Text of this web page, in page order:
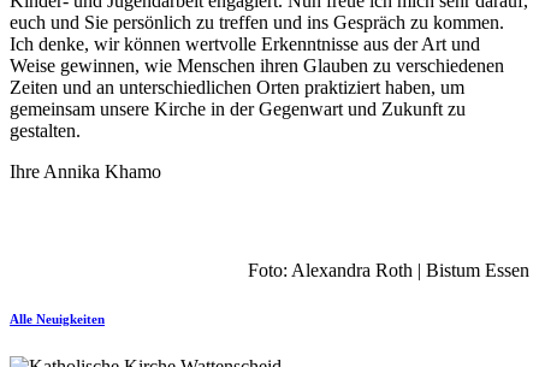
euch und Sie persönlich zu treffen und ins Gespräch zu kommen.
Ich denke, wir können wertvolle Erkenntnisse aus der Art und
Weise gewinnen, wie Menschen ihren Glauben zu verschiedenen
Zeiten und an unterschiedlichen Orten praktiziert haben, um
gemeinsam unsere Kirche in der Gegenwart und Zukunft zu
gestalten.
Ihre Annika Khamo
Foto: Alexandra Roth | Bistum Essen
Alle Neuigkeiten